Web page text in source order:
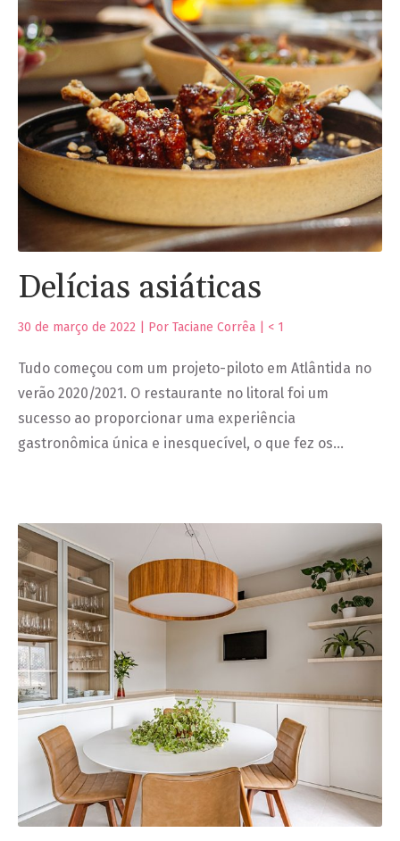
Delícias asiáticas
30 de março de 2022 | Por Taciane Corrêa | < 1
Tudo começou com um projeto-piloto em Atlântida no
verão 2020/2021. O restaurante no litoral foi um
sucesso ao proporcionar uma experiência
gastronômica única e inesquecível, o que fez os…